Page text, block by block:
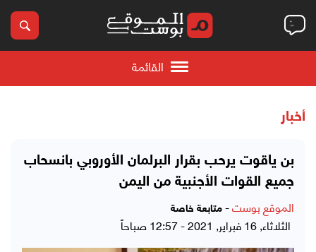
القائمة
أخبار
بن ياقوت يرحب بقرار البرلمان الأوروبي بانسحاب
جميع القوات الأجنبية من اليمن
الموقع بوست- متابعة خاصة
الثلاثاء, 16 فبراير, 2021 - 12:57 صباحاً